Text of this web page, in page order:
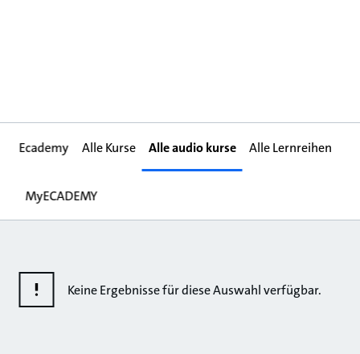
Ecademy Alle Kurse Alle audio kurse Alle Lernreihen
MyECADEMY
Keine Ergebnisse für diese Auswahl verfügbar.